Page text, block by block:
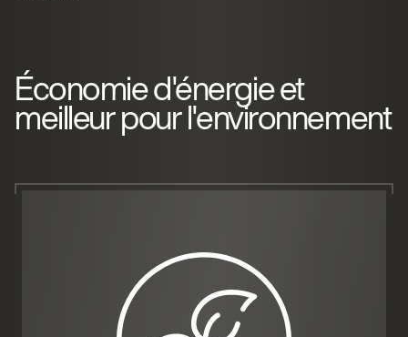
Économie d'énergie et
meilleur pour l'environnement